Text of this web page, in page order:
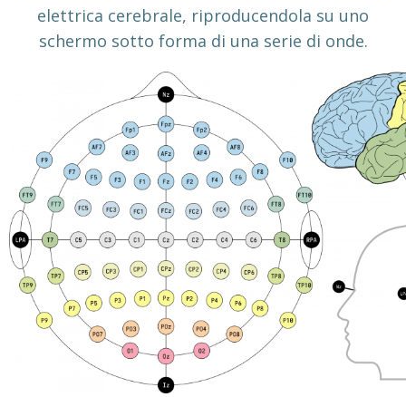
elettrica cerebrale, riproducendola su uno
schermo sotto forma di una serie di onde.